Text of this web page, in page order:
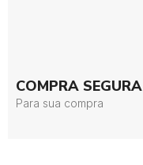
COMPRA SEGURA
Para sua compra